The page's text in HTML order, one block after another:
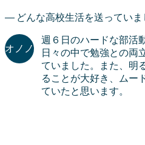
どんな高校生活を送っていま
週６日のハードな部活
日々の中で勉強との両
ていました。また、明
ることが大好き、ムー
ていたと思います。